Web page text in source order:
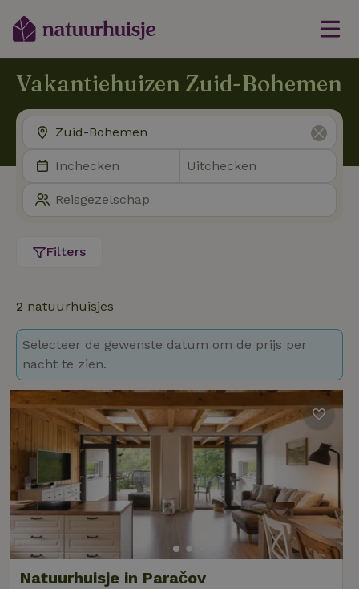
Vakantiehuizen Zuid-Bohemen
Filters
2 natuurhuisjes
Selecteer de gewenste datum om de prijs per
nacht te zien.
Natuurhuisje in Paračov